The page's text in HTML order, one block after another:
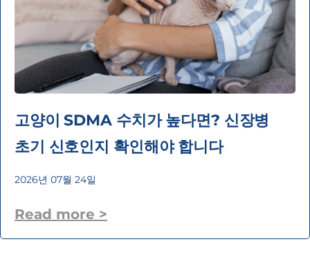
고양이 SDMA 수치가 높다면? 신장병
초기 신호인지 확인해야 합니다
2026년 07월 24일
Read more >